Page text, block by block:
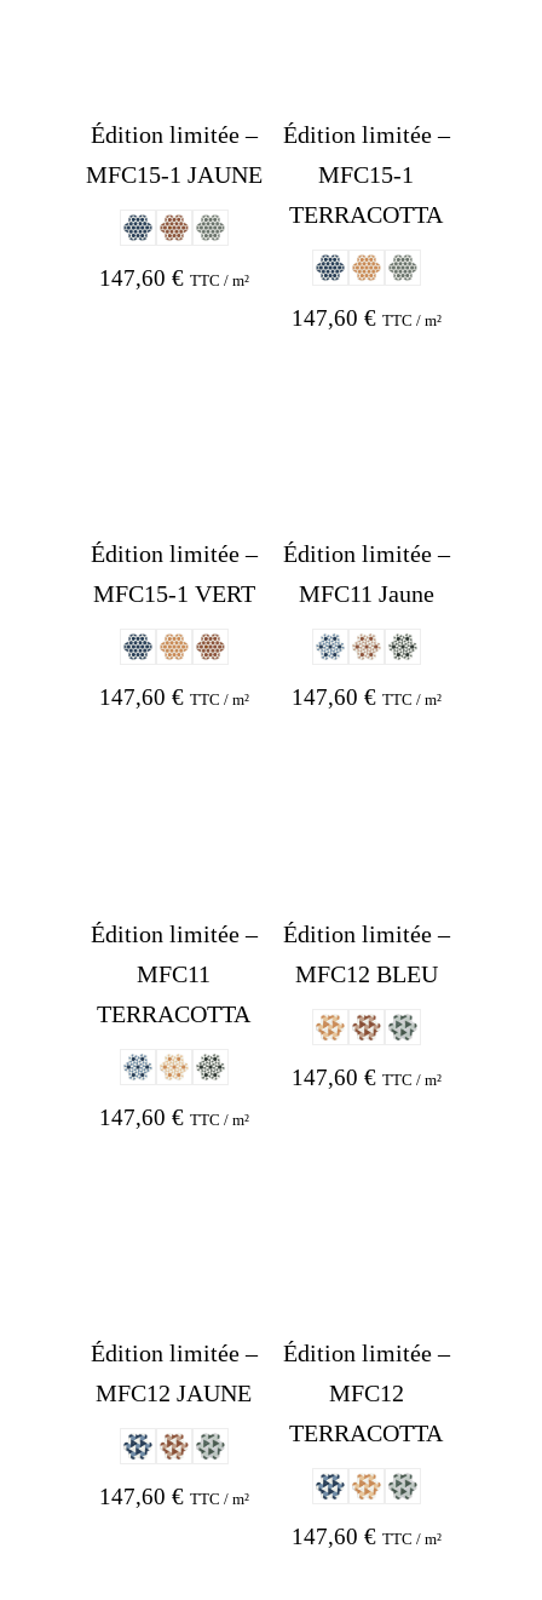
Édition limitée –
MFC15-1 JAUNE
147,60 € TTC / m²
Édition limitée –
MFC15-1
TERRACOTTA
147,60 € TTC / m²
Édition limitée –
MFC15-1 VERT
147,60 € TTC / m²
Édition limitée –
MFC11 Jaune
147,60 € TTC / m²
Édition limitée –
MFC11
TERRACOTTA
147,60 € TTC / m²
Édition limitée –
MFC12 BLEU
147,60 € TTC / m²
Édition limitée –
MFC12 JAUNE
147,60 € TTC / m²
Édition limitée –
MFC12
TERRACOTTA
147,60 € TTC / m²